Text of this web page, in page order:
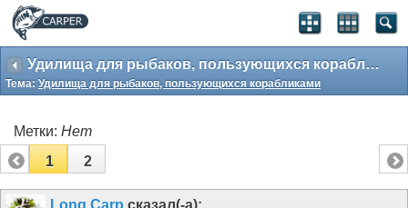
Удилища для рыбаков, пользующихся корабликами
Тема: Удилища для рыбаков, пользующихся корабликами
Метки: Нет
1
2
Long Carp сказал(-а):